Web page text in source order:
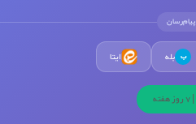
پیام‌رسان
ب بله ایتا